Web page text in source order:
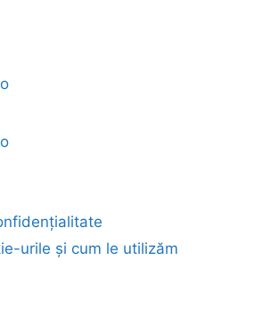
urile și cum le utilizăm